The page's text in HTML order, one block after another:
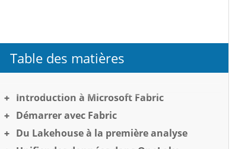
Table des matières
Introduction à Microsoft Fabric
Démarrer avec Fabric
Du Lakehouse à la première analyse